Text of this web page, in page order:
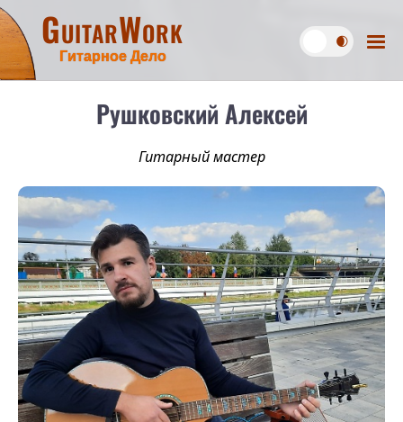
GuitarWork
Гитарное Дело
Рушковский Алексей
Гитарный мастер